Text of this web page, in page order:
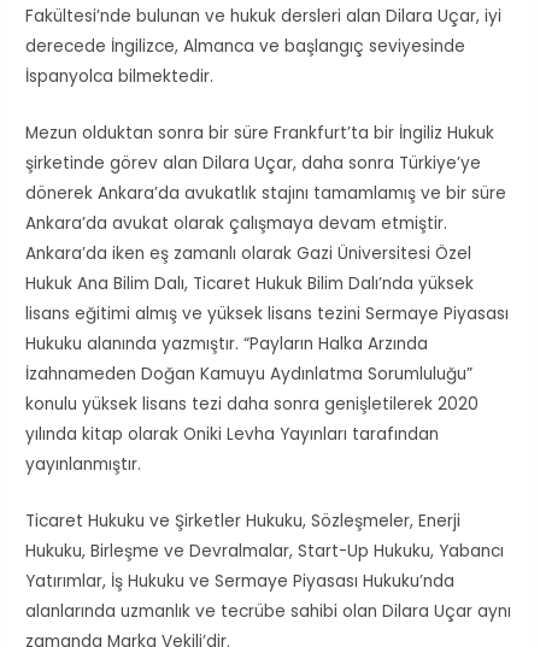
Fakültesi’nde bulunan ve hukuk dersleri alan Dilara Uçar, iyi
derecede İngilizce, Almanca ve başlangıç seviyesinde
İspanyolca bilmektedir.
Mezun olduktan sonra bir süre Frankfurt’ta bir İngiliz Hukuk
şirketinde görev alan Dilara Uçar, daha sonra Türkiye’ye
dönerek Ankara’da avukatlık stajını tamamlamış ve bir süre
Ankara’da avukat olarak çalışmaya devam etmiştir.
Ankara’da iken eş zamanlı olarak Gazi Üniversitesi Özel
Hukuk Ana Bilim Dalı, Ticaret Hukuk Bilim Dalı’nda yüksek
lisans eğitimi almış ve yüksek lisans tezini Sermaye Piyasası
Hukuku alanında yazmıştır. “Payların Halka Arzında
İzahnameden Doğan Kamuyu Aydınlatma Sorumluluğu”
konulu yüksek lisans tezi daha sonra genişletilerek 2020
yılında kitap olarak Oniki Levha Yayınları tarafından
yayınlanmıştır.
Ticaret Hukuku ve Şirketler Hukuku, Sözleşmeler, Enerji
Hukuku, Birleşme ve Devralmalar, Start-Up Hukuku, Yabancı
Yatırımlar, İş Hukuku ve Sermaye Piyasası Hukuku’nda
alanlarında uzmanlık ve tecrübe sahibi olan Dilara Uçar aynı
zamanda Marka Vekili’dir.